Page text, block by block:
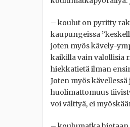
– koulut on pyritty
kaupungeissa
joten myös kävely-
kaikilla vain valollisia
hiekkatietä ilman
Joten myös
huolimattomuus
voi välttyä, ei